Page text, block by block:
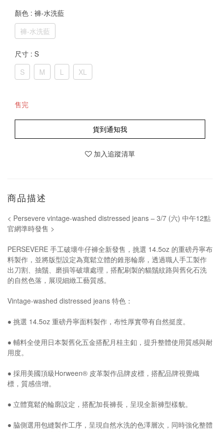
顏色 : 褲-水洗藍
褲-水洗藍
尺寸 : S
S
M L XL
售完
貨到通知我
加入追蹤清單
商品描述
< Persevere vintage-washed distressed jeans – 3/7 (六) 中午12點
官網準時發售 >
PERSEVERE 手工破壞牛仔褲全新發售，挑選 14.5oz 的重磅丹寧布
料製作，並將版型設定為寬鬆立體的錐形輪廓，透過職人手工製作
出刀割、抽鬚、磨損等破壞處理，搭配刷製的貓鬚紋路與舊化石洗
的自然色落，展現細緻工藝質感。
Vintage-washed distressed jeans 特色：
● 挑選 14.5oz 重磅丹寧面料製作，布性厚實帶有自然挺度。
● 輔料全使用日本製舊化五金搭配月桂主釦，提升整體使用質感與耐
用度。
● 採用美國頂級Horween® 皮革製作品牌皮標，搭配品牌視覺織
標，質感倍增。
● 立體寬鬆的輪廓設定，搭配加長褲長，呈現全新褲型樣貌。
● 脇側選用包縫製作工序，呈現自然水洗的色澤層次，同時強化整體